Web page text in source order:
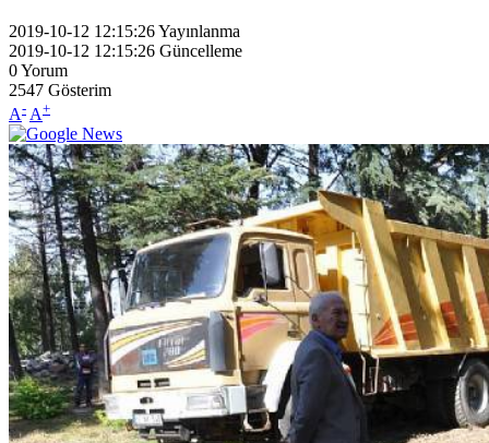
2019-10-12 12:15:26Yayınlanma
2019-10-12 12:15:26 Güncelleme
0Yorum
2547 Gösterim
A- A+